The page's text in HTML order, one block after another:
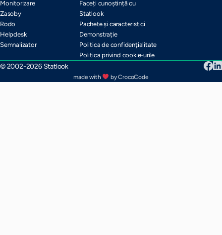
Monitorizare
Zasoby
Rodo
Helpdesk
Semnalizator
Faceți cunoștință cu
Statlook
Pachete și caracteristici
Demonstrație
Politica de confidențialitate
Politica privind cookie-urile
© 2002-2026 Statlook
made with by CrocoCode